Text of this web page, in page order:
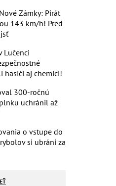
Zámky: Pirát
143 km/h! Pred
Lučenci
hasiči aj chemici!
300-ročnú
uchránil až
o vstupe do
si ubráni za